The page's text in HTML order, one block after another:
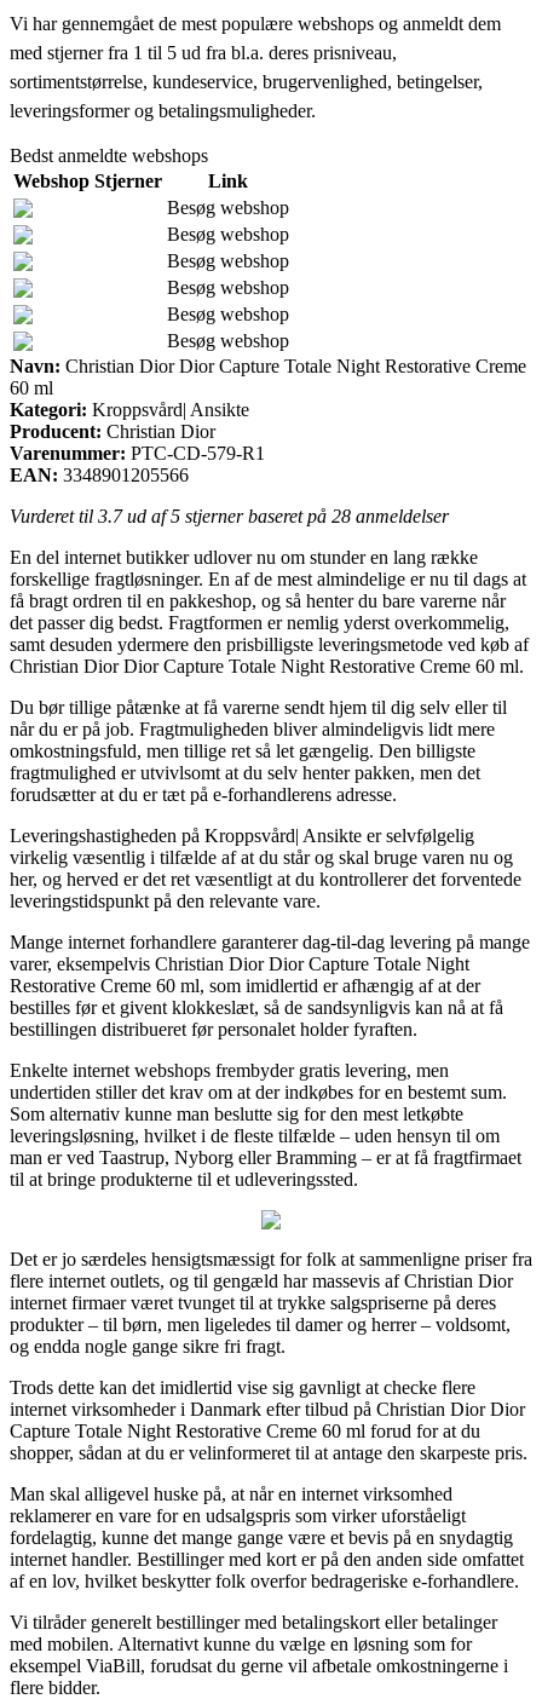
Vi har gennemgået de mest populære webshops og anmeldt dem
med stjerner fra 1 til 5 ud fra bl.a. deres prisniveau,
sortimentstørrelse, kundeservice, brugervenlighed, betingelser,
leveringsformer og betalingsmuligheder.
Bedst anmeldte webshops
Webshop Stjerner
Link
Besøg webshop
Besøg webshop
Besøg webshop
Besøg webshop
Besøg webshop
Besøg webshop
Navn: Christian Dior Dior Capture Totale Night Restorative Creme
60 ml
Kategori: Kroppsvård| Ansikte
Producent: Christian Dior
Varenummer: PTC-CD-579-R1
EAN: 3348901205566
Vurderet til 3.7ud af 5 stjerner baseret på 28 anmeldelser
En del internet butikker udlover nu om stunder en lang række
forskellige fragtløsninger. En af de mest almindelige er nu til dags at
få bragt ordren til en pakkeshop, og så henter du bare varerne når
det passer dig bedst. Fragtformen er nemlig yderst overkommelig,
samt desuden ydermere den prisbilligste leveringsmetode ved køb af
Christian Dior Dior Capture Totale Night Restorative Creme 60 ml.
Du bør tillige påtænke at få varerne sendt hjem til dig selv eller til
når du er på job. Fragtmuligheden bliver almindeligvis lidt mere
omkostningsfuld, men tillige ret så let gængelig. Den billigste
fragtmulighed er utvivlsomt at du selv henter pakken, men det
forudsætter at du er tæt på e-forhandlerens adresse.
Leveringshastigheden på Kroppsvård| Ansikte er selvfølgelig
virkelig væsentlig i tilfælde af at du står og skal bruge varen nu og
her, og herved er det ret væsentligt at du kontrollerer det forventede
leveringstidspunkt på den relevante vare.
Mange internet forhandlere garanterer dag-til-dag levering på mange
varer, eksempelvis Christian Dior Dior Capture Totale Night
Restorative Creme 60 ml, som imidlertid er afhængig af at der
bestilles før et givent klokkeslæt, så de sandsynligvis kan nå at få
bestillingen distribueret før personalet holder fyraften.
Enkelte internet webshops frembyder gratis levering, men
undertiden stiller det krav om at der indkøbes for en bestemt sum.
Som alternativ kunne man beslutte sig for den mest letkøbte
leveringsløsning, hvilket i de fleste tilfælde – uden hensyn til om
man er ved Taastrup, Nyborg eller Bramming – er at få fragtfirmaet
til at bringe produkterne til et udleveringssted.
Det er jo særdeles hensigtsmæssigt for folk at sammenligne priser fra
flere internet outlets, og til gengæld har massevis af Christian Dior
internet firmaer været tvunget til at trykke salgspriserne på deres
produkter – til børn, men ligeledes til damer og herrer – voldsomt,
og endda nogle gange sikre fri fragt.
Trods dette kan det imidlertid vise sig gavnligt at checke flere
internet virksomheder i Danmark efter tilbud på Christian Dior Dior
Capture Totale Night Restorative Creme 60 ml forud for at du
shopper, sådan at du er velinformeret til at antage den skarpeste pris.
Man skal alligevel huske på, at når en internet virksomhed
reklamerer en vare for en udsalgspris som virker uforståeligt
fordelagtig, kunne det mange gange være et bevis på en snydagtig
internet handler. Bestillinger med kort er på den anden side omfattet
af en lov, hvilket beskytter folk overfor bedrageriske e-forhandlere.
Vi tilråder generelt bestillinger med betalingskort eller betalinger
med mobilen. Alternativt kunne du vælge en løsning som for
eksempel ViaBill, forudsat du gerne vil afbetale omkostningerne i
flere bidder.